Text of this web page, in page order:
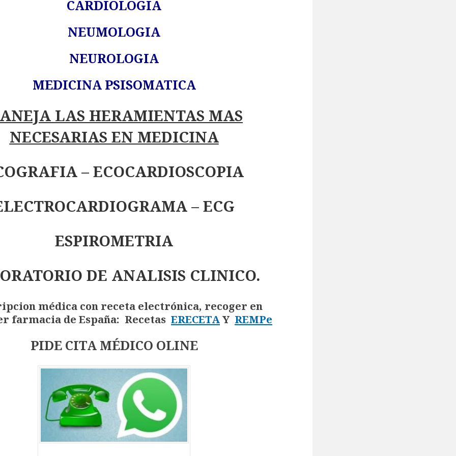
CARDIOLOGIA
NEUMOLOGIA
NEUROLOGIA
MEDICINA PSISOMATICA
LAS HERAMIENTAS MAS
NECESARIAS EN MEDICINA
– ECOCARDIOSCOPIA
– ECG
ESPIROMETRIA
DE ANALISIS CLINICO.
médica con receta electrónica, recoger en
farmacia de España: Recetas ERECETAY REMPe
PIDE CITA MÉDICO OLINE